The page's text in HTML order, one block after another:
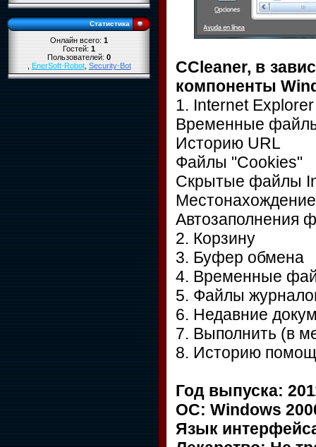
Статистика
Онлайн всего:1
Гостей:1
Пользователей:0
,EnerSoft-Robot,Security-Bot
CCleaner, в
компоненты
1. Internet Explorer
Временные
Историю URL
Файлы "Cookies"
Скрытые файлы
Автозаполнения
2. Корзину
3. Буфер обмена
4. Временные
5. Файлы
6. Недавние
7. Выполнить (в
8. Историю
Год выпуска:
ОС: Windows
Язык